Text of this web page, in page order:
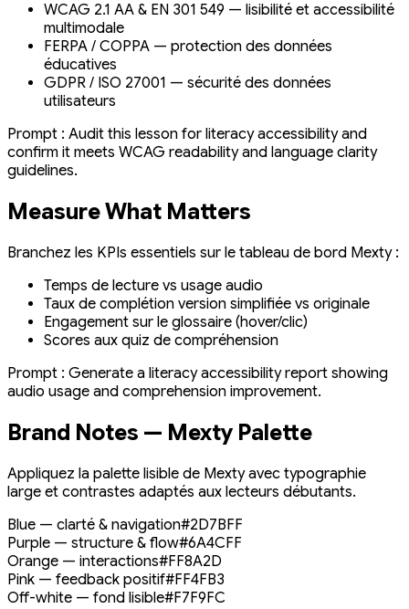
WCAG 2.1 AA & EN 301 549 — lisibilité et accessibilité
multimodale
FERPA / COPPA — protection des données
éducatives
GDPR / ISO 27001 — sécurité des données
utilisateurs
Prompt : Audit this lesson for literacy accessibility and
confirm it meets WCAG readability and language clarity
guidelines.
Measure What Matters
Branchez les KPIs essentiels sur le tableau de bord Mexty :
Temps de lecture vs usage audio
Taux de complétion version simplifiée vs originale
Engagement sur le glossaire (hover/clic)
Scores aux quiz de compréhension
Prompt : Generate a literacy accessibility report showing
audio usage and comprehension improvement.
Brand Notes — Mexty Palette
Appliquez la palette lisible de Mexty avec typographie
large et contrastes adaptés aux lecteurs débutants.
Blue — clarté & navigation#2D7BFF
Purple — structure & flow#6A4CFF
Orange — interactions#FF8A2D
Pink — feedback positif#FF4FB3
Off-white — fond lisible#F7F9FC